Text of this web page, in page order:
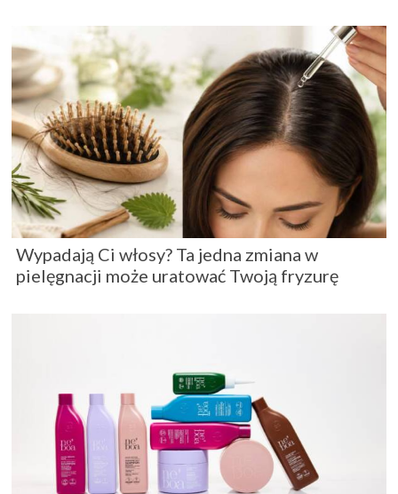
Wypadają Ci włosy? Ta jedna zmiana w
pielęgnacji może uratować Twoją fryzurę